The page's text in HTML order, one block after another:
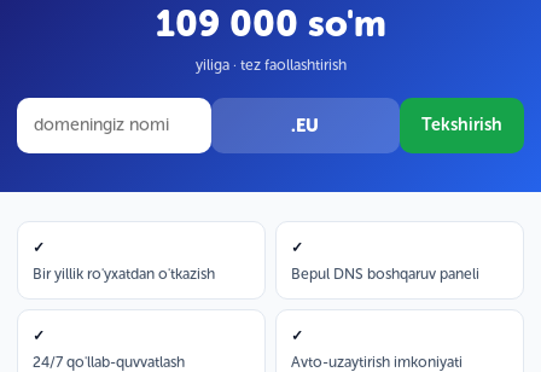
109 000 so'm
yiliga · tez faollashtirish
.EU Tekshirish
✓
Bir yillik ro'yxatdan o'tkazish
✓
Bepul DNS boshqaruv paneli
✓
24/7 qo'llab-quvvatlash
✓
Avto-uzaytirish imkoniyati